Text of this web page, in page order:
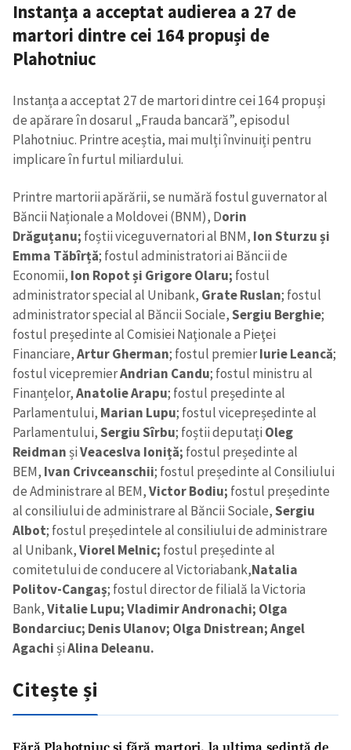
Instanța a acceptat audierea a 27 de
martori dintre cei 164 propuși de
Plahotniuc
Instanța a acceptat 27 de martori dintre cei 164 propuși
de apărare în dosarul „Frauda bancară”, episodul
Plahotniuc. Printre aceștia, mai mulți învinuiți pentru
implicare în furtul miliardului.
Printre martorii apărării, se numără fostul guvernator al
Băncii Naționale a Moldovei (BNM), Dorin
Drăguțanu; foștii viceguvernatori al BNM, Ion Sturzu și
Emma Tăbîrță; fostul administratori ai Băncii de
Economii, Ion Ropot și Grigore Olaru; fostul
administrator special al Unibank, Grate Ruslan; fostul
administrator special al Băncii Sociale,Sergiu Berghie;
fostul președinte al Comisiei Naţionale a Pieţei
Financiare,Artur Gherman; fostul premierIurie Leancă;
fostul vicepremierAndrian Candu; fostul ministru al
Finanțelor,Anatolie Arapu; fostul președinte al
Parlamentului, Marian Lupu; fostul vicepreședinte al
Parlamentului,Sergiu Sîrbu; foștii deputațiOleg
ReidmanșiVeaceslva Ioniță; fostul președinte al
BEM, Ivan Crivceanschii; fostul președinte al Consiliului
de Administrare al BEM,Victor Bodiu; fostul președinte
al consiliului de administrare al Băncii Sociale,Sergiu
Albot; fostul președintele al consiliului de administrare
al Unibank,Viorel Melnic; fostul președinte al
comitetului de conducere al Victoriabank,Natalia
Politov-Cangaș; fostul director de filială la Victoria
Bank,Vitalie Lupu;Vladimir Andronachi; Olga
Bondarciuc; Denis Ulanov; Olga Dnistrean; Angel
AgachișiAlina Deleanu.
Citește și